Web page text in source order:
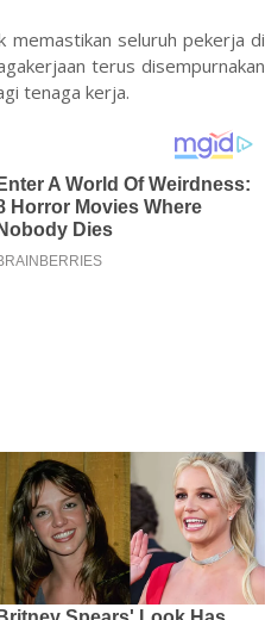
memastikan seluruh pekerja di
terus disempurnakan
tenaga kerja.